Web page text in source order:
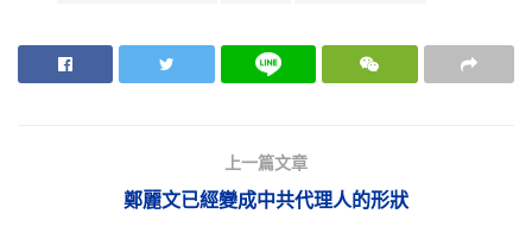
上一篇文章
鄭麗文已經變成中共代理人的形狀